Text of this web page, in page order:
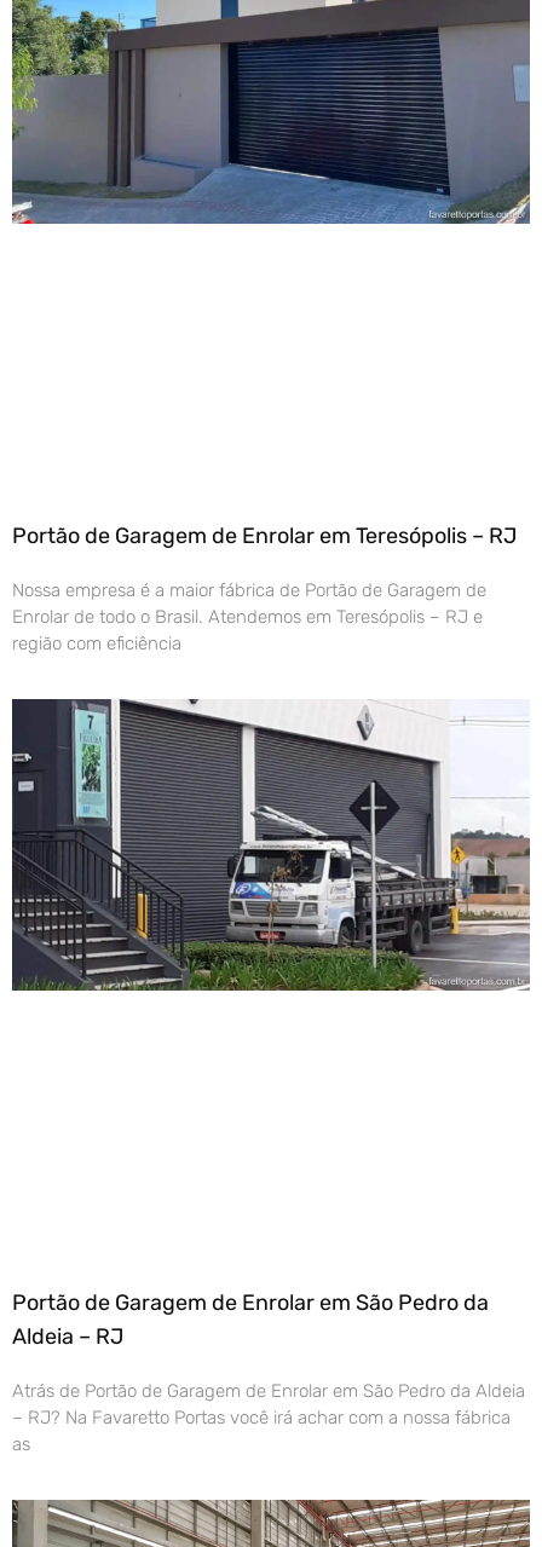
Portão de Garagem de Enrolar em Teresópolis – RJ
Nossa empresa é a maior fábrica de Portão de Garagem de
Enrolar de todo o Brasil. Atendemos em Teresópolis – RJ e
região com eficiência
Portão de Garagem de Enrolar em São Pedro da
Aldeia – RJ
Atrás de Portão de Garagem de Enrolar em São Pedro da Aldeia
– RJ? Na Favaretto Portas você irá achar com a nossa fábrica
as